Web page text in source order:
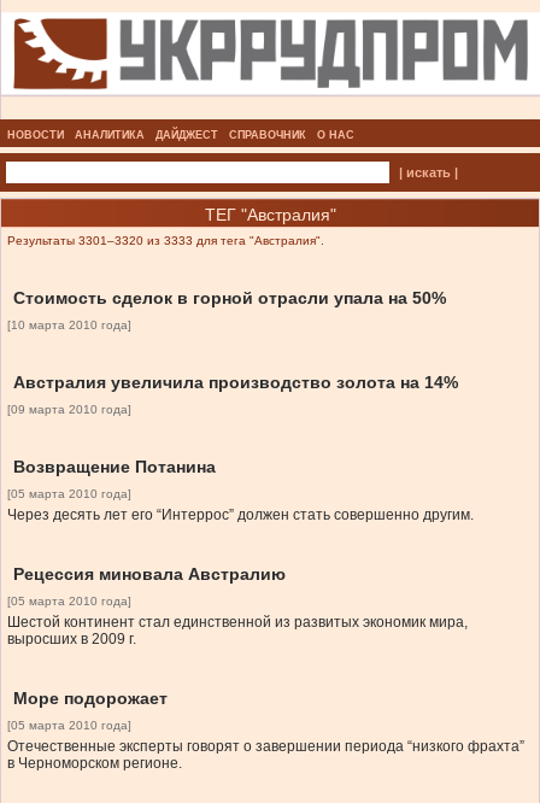
НОВОСТИ АНАЛИТИКА ДАЙДЖЕСТ СПРАВОЧНИК О НАС
| искать |
ТЕГ "Австралия"
Результаты 3301–3320 из 3333 для тега "Австралия".
Стоимость сделок в горной отрасли упала на 50%
[10 марта 2010 года]
Австралия увеличила производство золота на 14%
[09 марта 2010 года]
Возвращение Потанина
[05 марта 2010 года]
Через десять лет его “Интеррос” должен стать совершенно другим.
Рецессия миновала Австралию
[05 марта 2010 года]
Шестой континент стал единственной из развитых экономик мира,
выросших в 2009 г.
Море подорожает
[05 марта 2010 года]
Отечественные эксперты говорят о завершении периода “низкого фрахта”
в Черноморском регионе.